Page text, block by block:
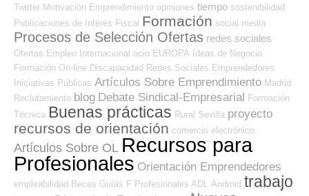
Twitter Motivación Emprendimiento opiniones tiempo sostenibilidad
Publicaciones de Interés Fiscal Formación social media
Procesos de Selección Ofertas redes sociales
Ofertas Empleo Internacional ocio EUROPA
Ideas de Negocio
Formación On-line Discapacidad Redes Sociales Emprendedores
Iniciativas Públicas Artículos Sobre Emprendimiento Madrid
Reclutamiento blog Debate Sindical-Empresarial Formación
Técnica Buenas prácticas Rural Sevilla proyecto
recursos de orientación comercio electrónico
Artículos Sobre OL Recursos para
Profesionales Orientación Emprendedores
empleabilidad Becas Guías F Profesionales ADL Android trabajo